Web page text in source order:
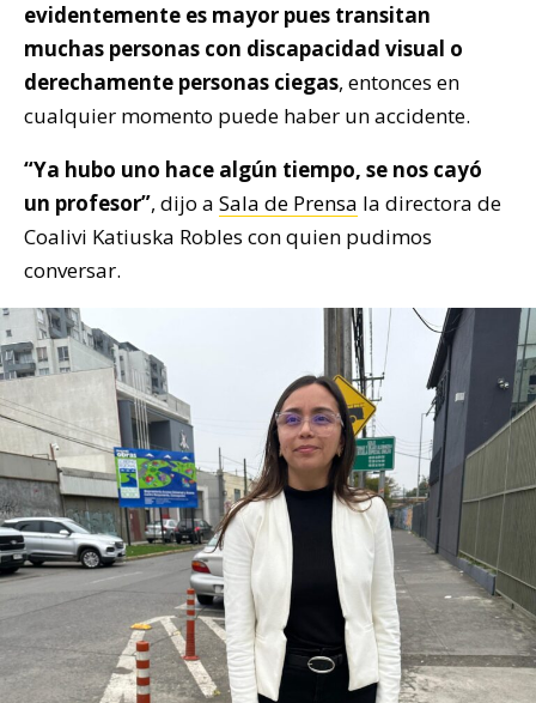
evidentemente es mayor pues transitan
muchas personas con discapacidad visual o
derechamente personas ciegas, entonces en
cualquier momento puede haber un accidente.
“Ya hubo uno hace algún tiempo, se nos cayó
un profesor”, dijo a Sala de Prensa la directora de
Coalivi Katiuska Robles con quien pudimos
conversar.